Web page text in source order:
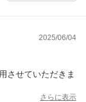
2025/06/04
させていただきま
さらに表示